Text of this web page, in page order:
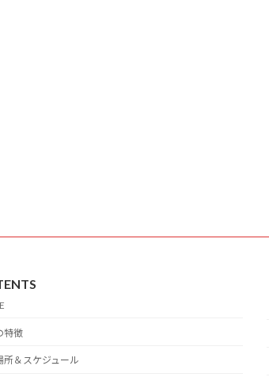
特徴
所＆スケジュール